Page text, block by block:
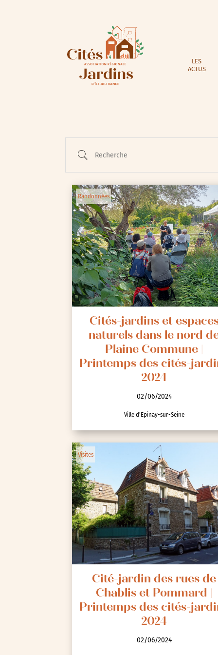
LES
ACTUS
Randonnées
Cités-jardins et
naturels dans le nord
Plaine Commune |
Printemps des cités-
2024
02/06/2024
Ville d'Epinay-sur-Seine
Visites
Cité-jardin des rues de
Chablis et Pommard |
Printemps des cités-
2024
02/06/2024